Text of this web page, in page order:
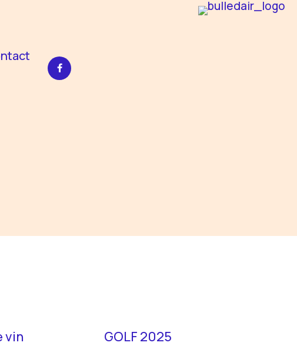
vin GOLF 2025